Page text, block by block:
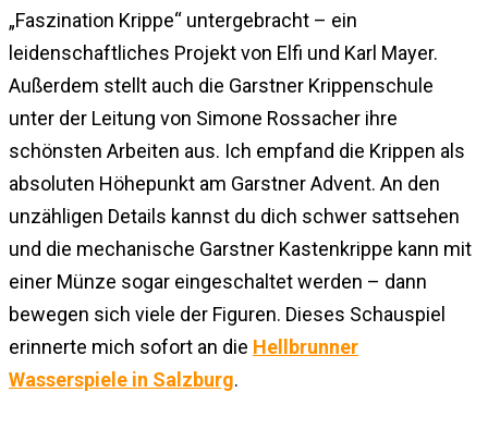
„Faszination Krippe“ untergebracht – ein
leidenschaftliches Projekt von Elfi und Karl Mayer.
Außerdem stellt auch die Garstner Krippenschule
unter der Leitung von Simone Rossacher ihre
schönsten Arbeiten aus. Ich empfand die Krippen als
absoluten Höhepunkt am Garstner Advent. An den
unzähligen Details kannst du dich schwer sattsehen
und die mechanische Garstner Kastenkrippe kann mit
einer Münze sogar eingeschaltet werden – dann
bewegen sich viele der Figuren. Dieses Schauspiel
erinnerte mich sofort an die Hellbrunner
Wasserspiele in Salzburg.